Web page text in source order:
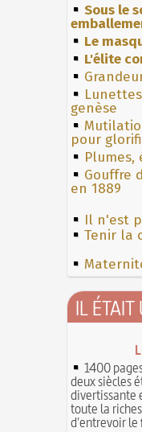
Sous le
Le
L'élite
genèse
pour
Plumes,
Gouffre
en 1889
Il n'est
Tenir la
IL ÉTAIT
1400
deux siècles
divertissante
toute la
d'entrevoir le